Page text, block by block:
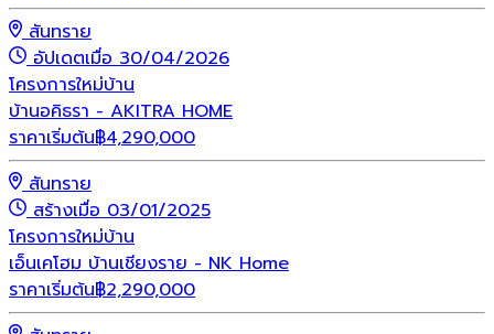
สันทราย
อัปเดตเมื่อ 30/04/2026
โครงการใหม่บ้าน
บ้านอคิธรา - AKITRA HOME
ราคาเริ่มต้น฿4,290,000
สันทราย
สร้างเมื่อ 03/01/2025
โครงการใหม่บ้าน
เอ็นเคโฮม บ้านเชียงราย - NK Home
ราคาเริ่มต้น฿2,290,000